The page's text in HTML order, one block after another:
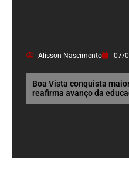
Alisson Nascimento 07/
Boa Vista conquista
reafirma avanço da